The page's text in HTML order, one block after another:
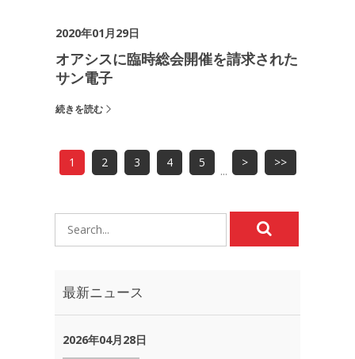
2020年01月29日
オアシスに臨時総会開催を請求された
サン電子
続きを読む
1 2 3 4 5
...
> >>
最新ニュース
2026年04月28日